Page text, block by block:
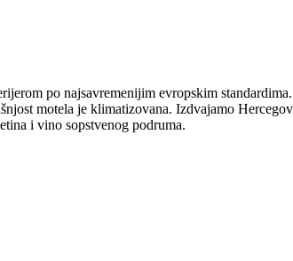
po najsavremenijim evropskim
motela je klimatizovana. Izdvajamo
i vino sopstvenog podruma.